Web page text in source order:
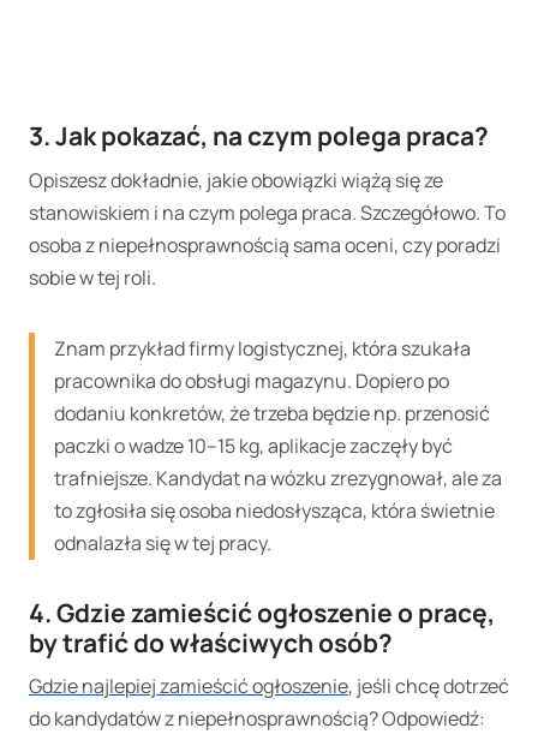
3. Jak pokazać, na czym polega praca?
Opiszesz dokładnie, jakie obowiązki wiążą się ze
stanowiskiem i na czym polega praca. Szczegółowo. To
osoba z niepełnosprawnością sama oceni, czy poradzi
sobie w tej roli.
Znam przykład firmy logistycznej, która szukała
pracownika do obsługi magazynu. Dopiero po
dodaniu konkretów, że trzeba będzie np. przenosić
paczki o wadze 10–15 kg, aplikacje zaczęły być
trafniejsze. Kandydat na wózku zrezygnował, ale za
to zgłosiła się osoba niedosłysząca, która świetnie
odnalazła się w tej pracy.
4.Gdzie zamieścić ogłoszenie o pracę,
by trafić do właściwych osób?
Gdzie najlepiej zamieścić ogłoszenie, jeśli chcę dotrzeć
do kandydatów z niepełnosprawnością? Odpowiedź: